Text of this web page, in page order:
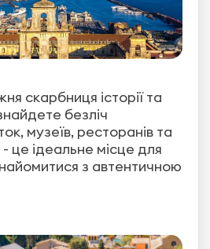
скарбниця історії та
безліч
музеїв, ресторанів та
- це ідеальне місце для
з автентичною